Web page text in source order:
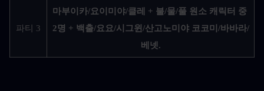
파티 3
마부이카/요이미야/클레 + 불/물/풀 원소 캐릭터 중
2명 + 백출/요요/시그윈/산고노미야 코코미/바바라/
베넷.